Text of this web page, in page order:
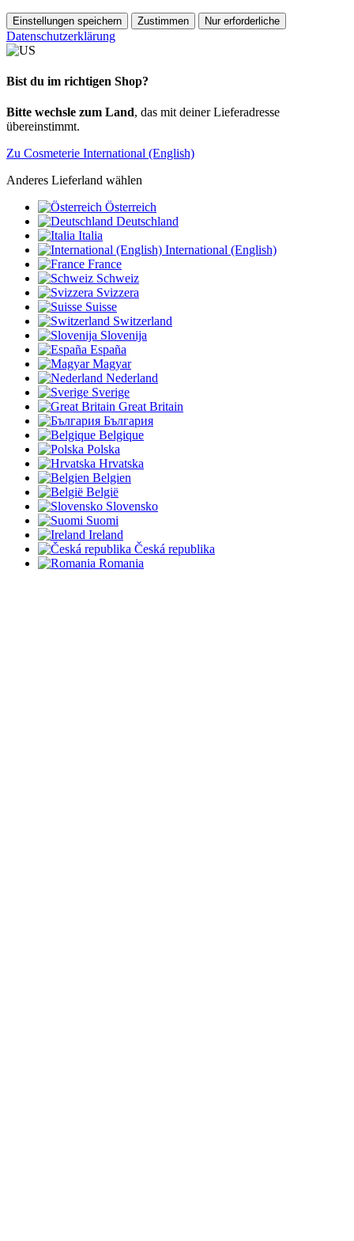
Einstellungen speichern Zustimmen Nur erforderliche
Datenschutzerklärung
Bist du im richtigen Shop?
Bitte wechsle zum Land, das mit deiner Lieferadresse
übereinstimmt.
Zu Cosmeterie International (English)
Anderes Lieferland wählen
Österreich
Deutschland
Italia
International (English)
France
Schweiz
Svizzera
Suisse
Switzerland
Slovenija
España
Magyar
Nederland
Sverige
Great Britain
България
Belgique
Polska
Hrvatska
Belgien
België
Slovensko
Suomi
Ireland
Česká republika
Romania